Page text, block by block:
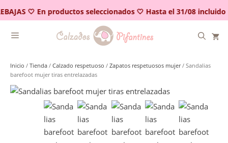
🤍 En productos seleccionados 🤍 Hasta el 31/08 incluido
al
contenido
Inicio / Tienda / Calzado respetuoso / Zapatos respetuosos mujer/ Sandalias
barefoot mujer tiras entrelazadas